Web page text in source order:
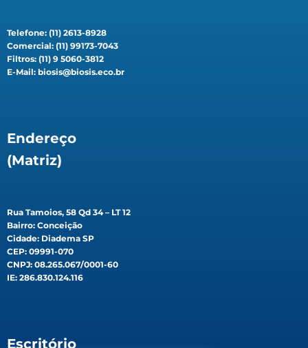
Telefone: (11) 2613-8928
Comercial: (11) 99173-7043
Filtros: (11) 9 5060-3812
E-Mail: biosis@biosis.eco.br
Endereço
(Matriz)
Rua Tamoios, 58 Qd 34 – LT 12
Bairro: Conceição
Cidade: Diadema SP
CEP: 09991-070
CNPJ: 08.265.067/0001-60
IE: 286.830.124.116
Escritório